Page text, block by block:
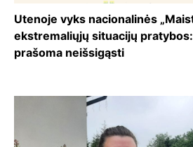
Utenoje vyks nacionalinės
ekstremaliųjų situacijų
prašoma neišsigąsti